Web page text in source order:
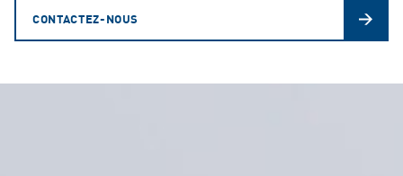
CONTACTEZ-NOUS